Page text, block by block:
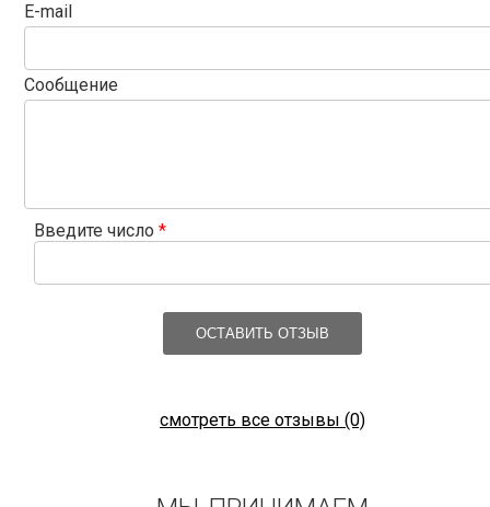
E-mail
Сообщение
ОСТАВИТЬ ОТЗЫВ
смотреть все отзывы (0)